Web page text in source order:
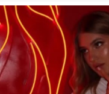
NEMA NI U
loptu i izazvao